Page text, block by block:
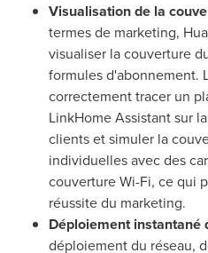
Visualisation de la
termes de marketing,
visualiser la couverture
formules d'abonnement.
correctement tracer un
LinkHome Assistant sur
clients et simuler la
individuelles avec des
couverture Wi-Fi, ce qui
réussite du marketing.
Déploiement instantané
déploiement du réseau,